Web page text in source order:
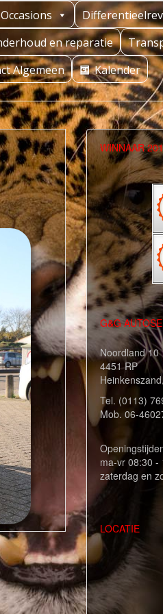
Occasions
en reparatie
Algemeen Kalender
WINNAAR
G&G
Noordland 10
4451 RP
Tel. (0113)
Mob. 06-
ma-vr 08:30 -
zaterdag en
LOCATIE